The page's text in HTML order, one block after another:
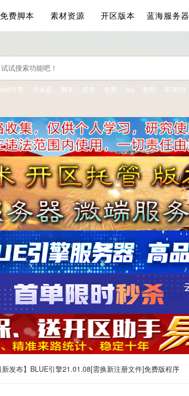
免费脚本 素材资源 开区版本 蓝海服务器
引擎 登录器 脚本 皮肤 免费 leg 教程 AC封挂
新发布】BLUE引擎21.01.08[需换新注册文件]免费版程序